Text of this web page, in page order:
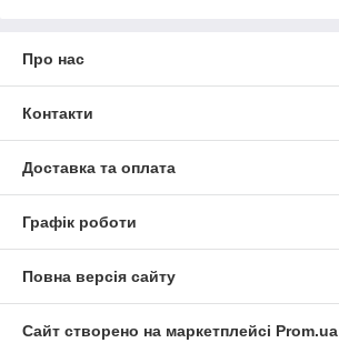
Про нас
Контакти
Доставка та оплата
Графік роботи
Повна версія сайту
Сайт створено на маркетплейсі Prom.ua